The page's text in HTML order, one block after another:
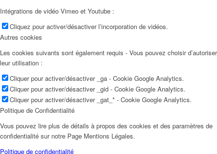
Intégrations de vidéo Vimeo et Youtube :
Cliquez pour activer/désactiver l’incorporation de vidéos.
Autres cookies
Les cookies suivants sont également requis - Vous pouvez choisir d’autoriser
leur utilisation :
Cliquer pour activer/désactiver _ga - Cookie Google Analytics.
Cliquer pour activer/désactiver _gid - Cookie Google Analytics.
Cliquer pour activer/désactiver _gat_* - Cookie Google Analytics.
Politique de Confidentialité
Vous pouvez lire plus de détails à propos des cookies et des paramètres de
confidentialité sur notre Page Mentions Légales.
Politique de confidentialité